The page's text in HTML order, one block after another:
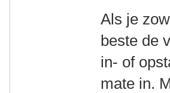
Als je
beste de
in- of
mate in.